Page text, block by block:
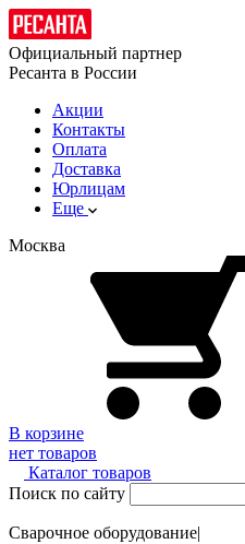
Официальный партнер
Ресанта в России
Акции
Контакты
Оплата
Доставка
Юрлицам
Еще
Москва
В корзине
нет товаров
Каталог товаров
Поиск по сайту
Сварочное оборудование|